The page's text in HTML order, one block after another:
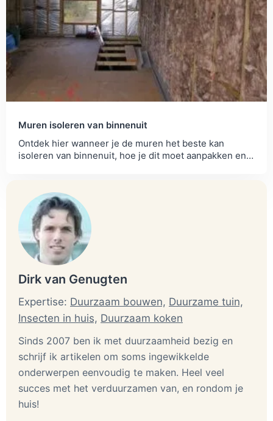
Muren isoleren van binnenuit
Ontdek hier wanneer je de muren het beste kan
isoleren van binnenuit, hoe je dit moet aanpakken en
Dirk van Genugten
Expertise: Duurzaam bouwen, Duurzame tuin,
Insecten in huis, Duurzaam koken
Sinds 2007 ben ik met duurzaamheid bezig en
schrijf ik artikelen om soms ingewikkelde
onderwerpen eenvoudig te maken. Heel veel
succes met het verduurzamen van, en rondom je
huis!